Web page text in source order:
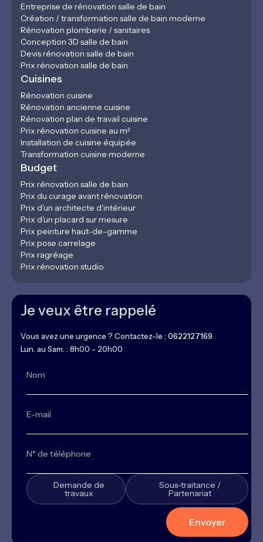
Entreprise de rénovation salle de bain
Création / transformation salle de bain moderne
Rénovation plomberie / sanitaires
Conception 3D salle de bain
Devis rénovation salle de bain
Prix rénovation salle de bain
Cuisines
Rénovation cuisine
Rénovation ancienne cuisine
Rénovation plan de travail cuisine
Prix rénovation cuisine au m²
Installation de cuisine équipée
Transformation cuisine moderne
Budget
Prix rénovation salle de bain
Prix du curage avant rénovation
Prix d'un architecte d'intérieur
Prix d'un placard sur mesure
Prix peinture haut-de-gamme
Prix pose carrelage
Prix ragréage
Prix rénovation studio
Je veux être rappelé
Vous avez une urgence ? Contactez-le : 0622127169
Lun. au Sam. : 8h00 - 20h00
Demande de
travaux
Sous-traitance /
Partenariat